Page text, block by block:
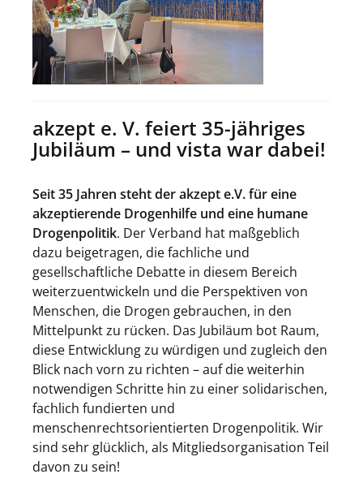
akzept e. V. feiert 35-jähriges
Jubiläum – und vista war dabei!
Seit 35 Jahren steht der akzept e.V. für eine
akzeptierende Drogenhilfe und eine humane
Drogenpolitik. Der Verband hat maßgeblich
dazu beigetragen, die fachliche und
gesellschaftliche Debatte in diesem Bereich
weiterzuentwickeln und die Perspektiven von
Menschen, die Drogen gebrauchen, in den
Mittelpunkt zu rücken. Das Jubiläum bot Raum,
diese Entwicklung zu würdigen und zugleich den
Blick nach vorn zu richten – auf die weiterhin
notwendigen Schritte hin zu einer solidarischen,
fachlich fundierten und
menschenrechtsorientierten Drogenpolitik. Wir
sind sehr glücklich, als Mitgliedsorganisation Teil
davon zu sein!